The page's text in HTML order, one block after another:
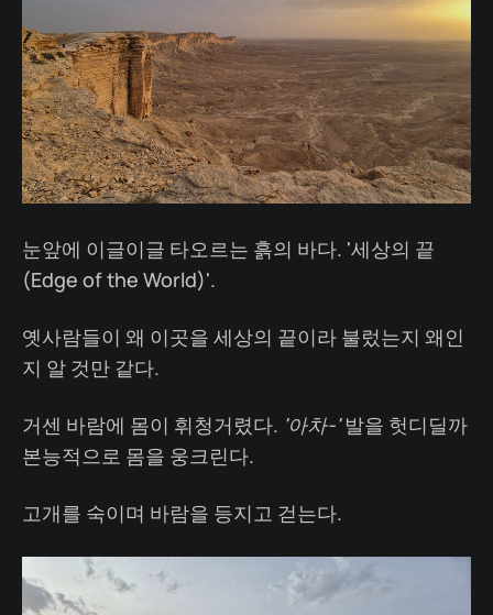
눈앞에 이글이글 타오르는 흙의 바다. '세상의 끝
(Edge of the World)'.
옛사람들이 왜 이곳을 세상의 끝이라 불렀는지 왜인
지 알 것만 같다.
거센 바람에 몸이 휘청거렸다. '아차-'발을 헛디딜까
본능적으로 몸을 웅크린다.
고개를 숙이며 바람을 등지고 걷는다.